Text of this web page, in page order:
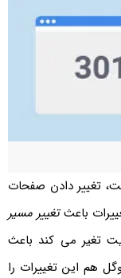
تغییر دادن صفحات
باعثتغییر مسیر
تغیر می کند باعث
هم این تغییرات را